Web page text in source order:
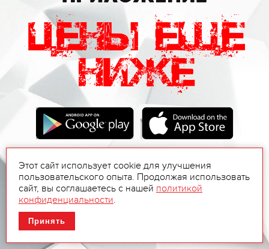
Этот сайт использует cookie для улучшения
пользовательского опыта. Продолжая использовать
сайт, вы соглашаетесь с нашей политикой
конфиденциальности.
Принять